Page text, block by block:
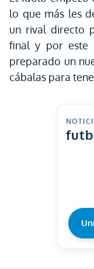
lo que más les
un rival directo
final y por este
preparado un
cábalas para